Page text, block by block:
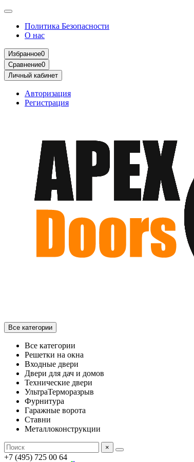
Политика Безопасности
О нас
Избранное0
Сравнение0
Личный кабинет
Авторизация
Регистрация
Все категории
Все категории
Решетки на окна
Входные двери
Двери для дач и домов
Технические двери
УльтраТерморазрыв
Фурнитура
Гаражные ворота
Ставни
Металлоконструкции
×
+7 (495) 725 00 64